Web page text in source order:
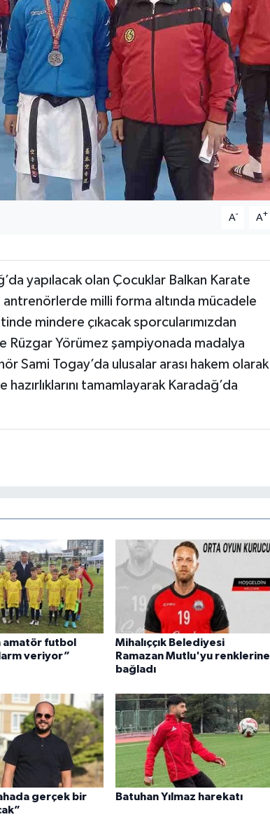
A- A+
yapılacak olan Çocuklar Balkan Karate
antrenörlerde milli forma altında mücadele
mindere çıkacak sporcularımızdan
Rüzgar Yörümez şampiyonada madalya
Sami Togay’da ulusalar arası hakem olarak
tamamlayarak Karadağ’da
amatör futbol
veriyor”
Mihalıççık Belediyesi
Ramazan Mutlu'yu renklerine
bağladı
gerçek bir
Batuhan Yılmaz harekatı